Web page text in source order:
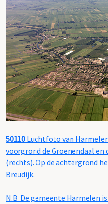
50110 Luchtfoto van
voorgrond de Groenendaal en
(rechts). Op de achtergrond
Breudijk.
N.B. De gemeente Harmelen